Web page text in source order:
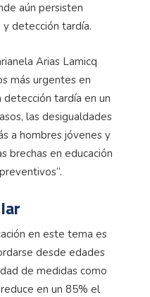
aún persisten
detección tardía.
Arias Lamicq
más urgentes en
detección tardía en un
las desigualdades
a hombres jóvenes y
brechas en educación
en este tema es
desde edades
de medidas como
en un 85% el